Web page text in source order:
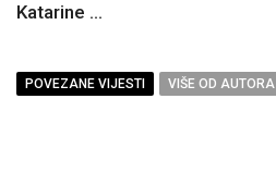
Katarine ...
POVEZANE VIJESTI VIŠE OD AUTORA